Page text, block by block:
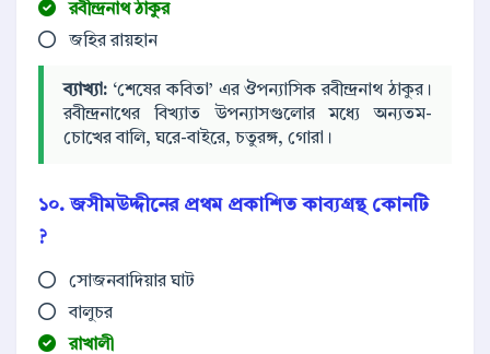
রবীন্দ্রনাথ ঠাকুর
জহির রায়হান
ব্যাখ্যা: ‘শেষের কবিতা’ এর ঔপন্যাসিক রবীন্দ্রনাথ ঠাকুর।
রবীন্দ্রনাথের বিখ্যাত উপন্যাসগুলোর মধ্যে অন্যতম-
চোখের বালি, ঘরে-বাইরে, চতুরঙ্গ, গোরা।
১০. জসীমউদ্দীনের প্রথম প্রকাশিত কাব্যগ্রন্থ কোনটি
?
সোজনবাদিয়ার ঘাট
বালুচর
রাখালী